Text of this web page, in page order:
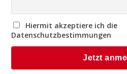
Hiermit akzeptiere ich die
Datenschutzbestimmungen